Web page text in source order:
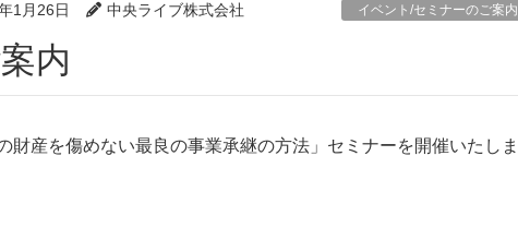
1月26日 中央ライブ株式会社 イベント/セミナーのご案内
内
財産を傷めない最良の事業承継の方法」セミナーを開催いたしま